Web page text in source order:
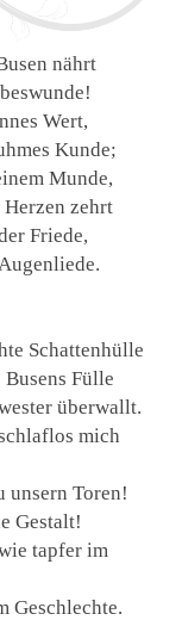
nährt
Wert,
Kunde;
Munde,
zehrt
Friede,
Schattenhülle
Fülle
überwallt.
mich
unsern Toren!
Gestalt!
tapfer im
Geschlechte.